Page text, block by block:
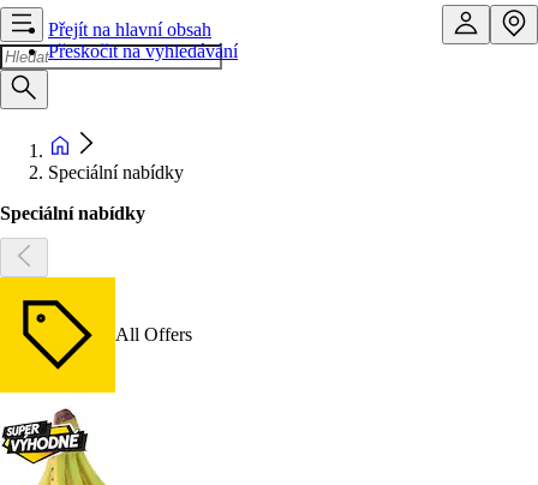
Přejít na hlavní obsah
Přeskočit na vyhledávání
Speciální nabídky
Speciální nabídky
All Offers